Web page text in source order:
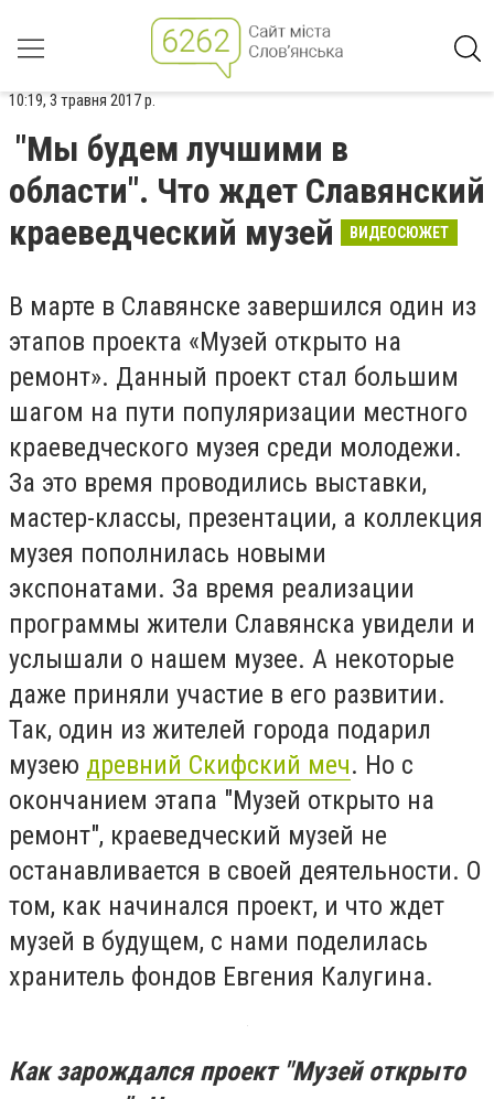
10:19, 3 травня 2017 р.
"Мы будем лучшими в
области". Что ждет Славянский
краеведческий музей
ВИДЕОСЮЖЕТ
В марте в Славянске завершился один из
этапов проекта «Музей открыто на
ремонт». Данный проект стал большим
шагом на пути популяризации местного
краеведческого музея среди молодежи.
За это время проводились выставки,
мастер-классы, презентации, а коллекция
музея пополнилась новыми
экспонатами. За время реализации
программы жители Славянска увидели и
услышали о нашем музее. А некоторые
даже приняли участие в его развитии.
Так, один из жителей города подарил
музею древний Скифский меч. Но с
окончанием этапа "Музей открыто на
ремонт", краеведческий музей не
останавливается в своей деятельности. О
том, как начинался проект, и что ждет
музей в будущем, с нами поделилась
хранитель фондов Евгения Калугина.
Как зарождался проект "Музей открыто